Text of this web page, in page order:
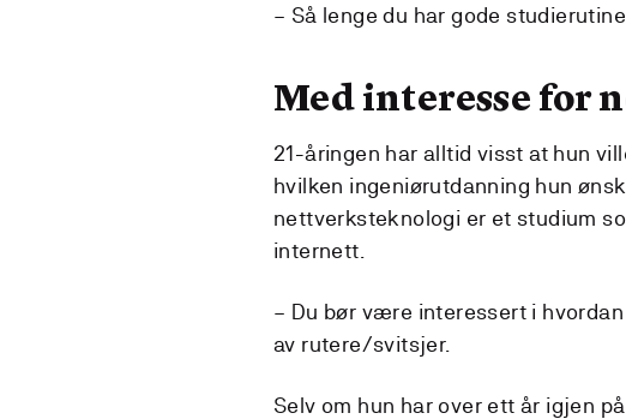
– Så lenge du har gode
Med interesse for
21-åringen har alltid visst at hun
hvilken ingeniørutdanning hun
nettverksteknologi er et studium
internett.
– Du bør være interessert i
av rutere/svitsjer.
Selv om hun har over ett år igjen